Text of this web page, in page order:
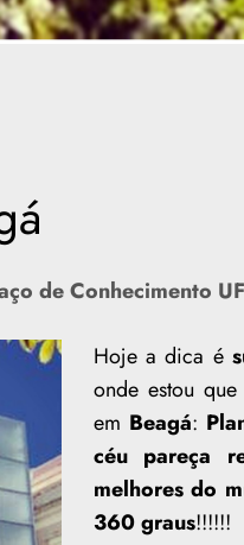
de Conhecimento
Hoje a dica é
onde estou
em Beagá:
céu pareça
melhores do
360 graus!!!!!!